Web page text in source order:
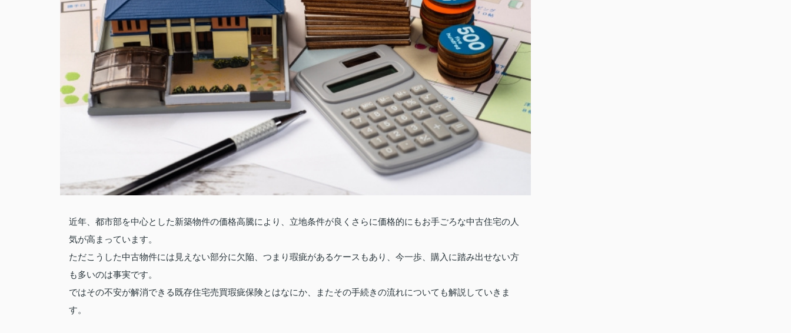
近年、都市部を中心とした新築物件の価格高騰により、立地条件が良くさらに価格的にもお手ごろな中古住宅の人
気が高まっています。
ただこうした中古物件には見えない部分に欠陥、つまり瑕疵があるケースもあり、今一歩、購入に踏み出せない方
も多いのは事実です。
ではその不安が解消できる既存住宅売買瑕疵保険とはなにか、またその手続きの流れについても解説していきま
す。